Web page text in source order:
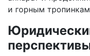
и горным